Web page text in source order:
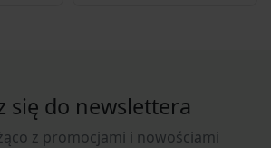
się do newslettera
z promocjami i nowościami